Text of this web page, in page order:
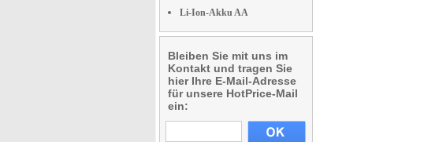
Li-Ion-Akku AA
Bleiben Sie mit uns im
Kontakt und tragen Sie
hier Ihre E-Mail-Adresse
für unsere HotPrice-Mail
ein: